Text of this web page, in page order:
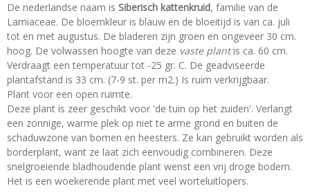
De nederlandse naam is Siberisch kattenkruid, familie van de
Lamiaceae. De bloemkleur is blauw en de bloeitijd is van ca. juli
tot en met augustus. De bladeren zijn groen en ongeveer 30 cm.
hoog. De volwassen hoogte van deze vaste plantis ca. 60 cm.
Verdraagt een temperatuur tot -25 gr. C. De geadviseerde
plantafstand is 33 cm. (7-9 st. per m2.) Is ruim verkrijgbaar.
Plant voor een open ruimte.
Deze plant is zeer geschikt voor 'de tuin op het zuiden'. Verlangt
een zonnige, warme plek op niet te arme grond en buiten de
schaduwzone van bomen en heesters. Ze kan gebruikt worden als
borderplant, want ze laat zich eenvoudig combineren. Deze
snelgroeiende bladhoudende plant wenst een vrij droge bodem.
Het is een woekerende plant met veel worteluitlopers.